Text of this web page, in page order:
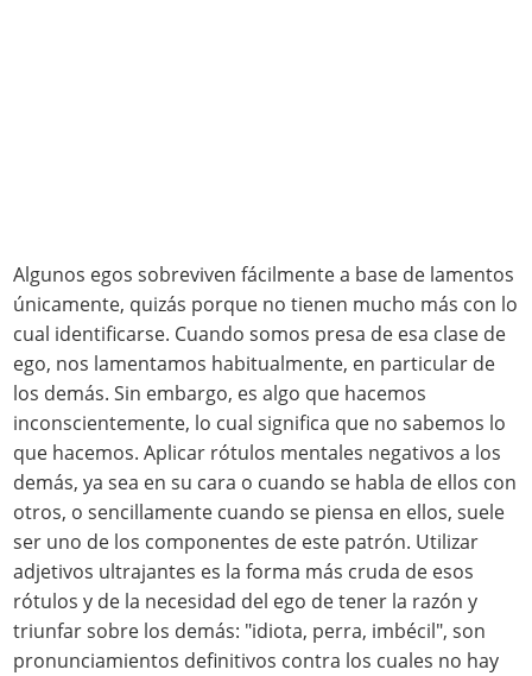
Algunos egos sobreviven fácilmente a base de lamentos
únicamente, quizás porque no tienen mucho más con lo
cual identificarse. Cuando somos presa de esa clase de
ego, nos lamentamos habitualmente, en particular de
los demás. Sin embargo, es algo que hacemos
inconscientemente, lo cual significa que no sabemos lo
que hacemos. Aplicar rótulos mentales negativos a los
demás, ya sea en su cara o cuando se habla de ellos con
otros, o sencillamente cuando se piensa en ellos, suele
ser uno de los componentes de este patrón. Utilizar
adjetivos ultrajantes es la forma más cruda de esos
rótulos y de la necesidad del ego de tener la razón y
triunfar sobre los demás: "idiota, perra, imbécil", son
pronunciamientos definitivos contra los cuales no hay